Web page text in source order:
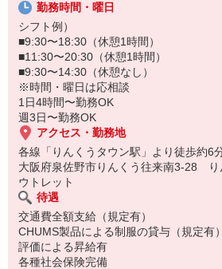
勤務時間・曜日
シフト例）
■9:30〜18:30（休憩1時間）
■11:30〜20:30（休憩1時間）
■9:30〜14:30（休憩なし）
※時間・曜日は応相談
1日4時間〜勤務OK
週3日〜勤務OK
アクセス・勤務地
各線「りんくうタウン駅」より徒歩約6
大阪府泉佐野市りんくう往来南3-28 り
ウトレット
待遇
交通費全額支給（規定有）
CHUMS製品による制服の貸与（規定有）
評価による昇給有
各種社会保険完備